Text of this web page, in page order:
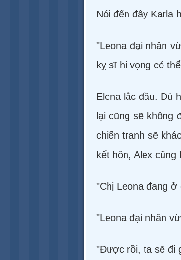
Nói đến đây Karla
"Leona đại nhân
kỵ sĩ hi vọng có
Elena lắc đầu. Dù
lại cũng sẽ không
chiến tranh sẽ
kết hôn, Alex
"Chị Leona đang ở
"Leona đại nhân
"Được rồi, ta sẽ đi